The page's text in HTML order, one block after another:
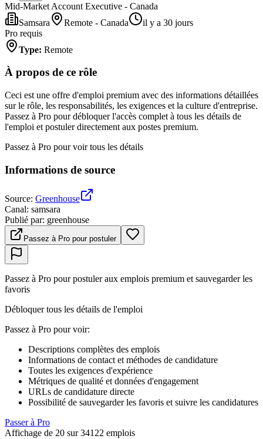
Mid-Market Account Executive - Canada
Samsara
Remote - Canada
il y a 30 jours
Pro requis
Type: Remote
À propos de ce rôle
Ceci est une offre d'emploi premium avec des informations détaillées
sur le rôle, les responsabilités, les exigences et la culture d'entreprise.
Passez à Pro pour débloquer l'accès complet à tous les détails de
l'emploi et postuler directement aux postes premium.
Passez à Pro pour voir tous les détails
Informations de source
Source: Greenhouse
Canal: samsara
Publié par: greenhouse
Passez à Pro pour postuler
Passez à Pro pour postuler aux emplois premium et sauvegarder les
favoris
Débloquer tous les détails de l'emploi
Passez à Pro pour voir:
Descriptions complètes des emplois
Informations de contact et méthodes de candidature
Toutes les exigences d'expérience
Métriques de qualité et données d'engagement
URLs de candidature directe
Possibilité de sauvegarder les favoris et suivre les candidatures
Passer à Pro
Affichage de 20 sur 34122 emplois